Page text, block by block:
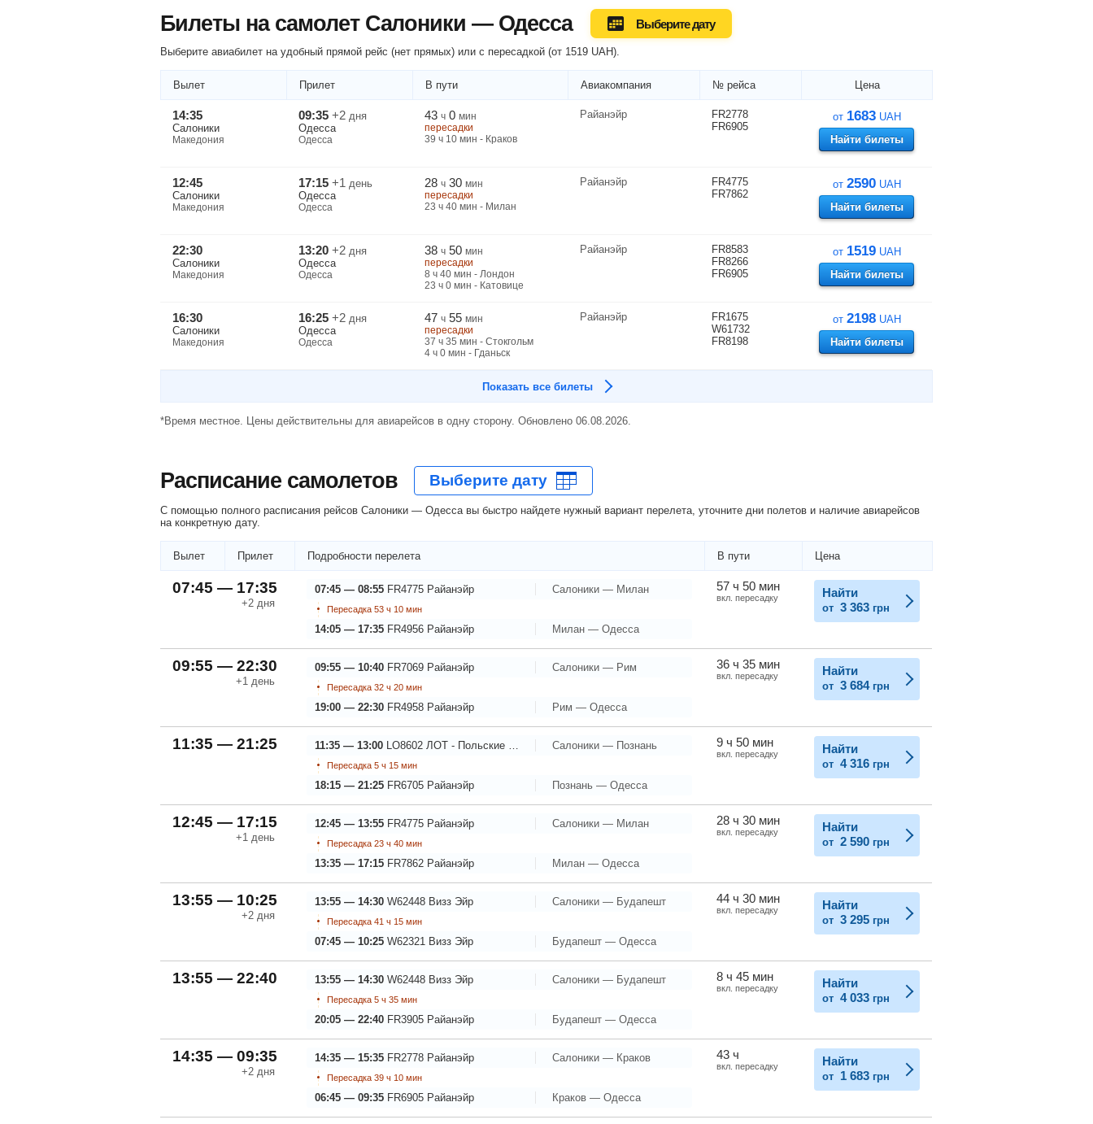
Билеты на самолет Салоники — Одесса Выберите дату
Выберите авиабилет на удобный прямой рейс (нет прямых) или с пересадкой (от 1519 UAH).
Вылет Прилет В пути Авиакомпания № рейса Цена
14:35
Салоники
Македония
09:35 +2 дня
Одесса
Одесса
43 ч 0 мин
пересадки
39 ч 10 мин - Краков
Райанэйр
FR2778
FR6905
от 1683 UAH
Найти билеты
12:45
Салоники
Македония
17:15 +1 день
Одесса
Одесса
28 ч 30 мин
пересадки
23 ч 40 мин - Милан
Райанэйр
FR4775
FR7862
от 2590 UAH
Найти билеты
22:30
Салоники
Македония
13:20 +2 дня
Одесса
Одесса
38 ч 50 мин
пересадки
8 ч 40 мин - Лондон
23 ч 0 мин - Катовице
Райанэйр
FR8583
FR8266
FR6905
от 1519 UAH
Найти билеты
16:30
Салоники
Македония
16:25 +2 дня
Одесса
Одесса
47 ч 55 мин
пересадки
37 ч 35 мин - Стокгольм
4 ч 0 мин - Гданьск
Райанэйр
FR1675
W61732
FR8198
от 2198 UAH
Найти билеты
Показать все билеты
*Время местное. Цены действительны для авиарейсов в одну сторону. Обновлено 06.08.2026.
Расписание самолетов
С помощью полного расписания рейсов Салоники — Одесса вы быстро найдете нужный вариант перелета, уточните дни полетов и наличие авиарейсов
на конкретную дату.
Вылет Прилет Подробности перелета В пути Цена
07:45 — 17:35
+2 дня
07:45 — 08:55 FR4775 Райанэйр Салоники — Милан
Пересадка 53 ч 10 мин
14:05 — 17:35 FR4956 Райанэйр Милан — Одесса
57 ч 50 мин
вкл. пересадку Найти
от 3 363 грн
09:55 — 22:30
+1 день
09:55 — 10:40 FR7069 Райанэйр Салоники — Рим
Пересадка 32 ч 20 мин
19:00 — 22:30 FR4958 Райанэйр Рим — Одесса
36 ч 35 мин
вкл. пересадку Найти
от 3 684 грн
11:35 — 21:25 11:35 — 13:00 LO8602 ЛОТ - Польские Авиалинии Салоники — Познань
Пересадка 5 ч 15 мин
18:15 — 21:25 FR6705 Райанэйр Познань — Одесса
9 ч 50 мин
вкл. пересадку Найти
от 4 316 грн
12:45 — 17:15
+1 день
12:45 — 13:55 FR4775 Райанэйр Салоники — Милан
Пересадка 23 ч 40 мин
13:35 — 17:15 FR7862 Райанэйр Милан — Одесса
28 ч 30 мин
вкл. пересадку Найти
от 2 590 грн
13:55 — 10:25
+2 дня
13:55 — 14:30 W62448 Визз Эйр Салоники — Будапешт
Пересадка 41 ч 15 мин
07:45 — 10:25 W62321 Визз Эйр Будапешт — Одесса
44 ч 30 мин
вкл. пересадку Найти
от 3 295 грн
13:55 — 22:40 13:55 — 14:30 W62448 Визз Эйр Салоники — Будапешт
Пересадка 5 ч 35 мин
20:05 — 22:40 FR3905 Райанэйр Будапешт — Одесса
8 ч 45 мин
вкл. пересадку Найти
от 4 033 грн
14:35 — 09:35
+2 дня
14:35 — 15:35 FR2778 Райанэйр Салоники — Краков
Пересадка 39 ч 10 мин
06:45 — 09:35 FR6905 Райанэйр Краков — Одесса
43 ч
вкл. пересадку Найти
от 1 683 грн